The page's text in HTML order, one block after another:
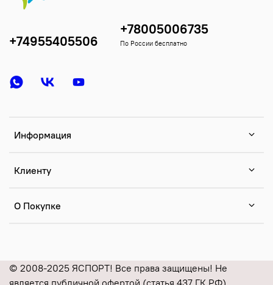
Информация
Клиенту
О Покупке
+74955405506
+78005006735
По России бесплатно
© 2008-2025 ЯСПОРТ! Все права защищены! Не
является публичной офертой (статья 437 ГК РФ).